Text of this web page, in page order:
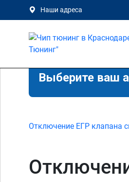
Наши адреса
Выберите ваш
Отключение ЕГР клапана